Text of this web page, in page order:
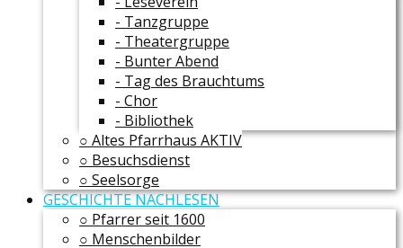
- Tanzgruppe
- Theatergruppe
- Bunter Abend
- Tag des Brauchtums
- Chor
- Bibliothek
○ Altes Pfarrhaus AKTIV
○ Besuchsdienst
○ Seelsorge
GESCHICHTE NACHLESEN
○ Pfarrer seit 1600
○ Menschenbilder